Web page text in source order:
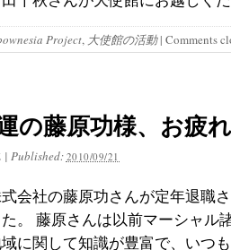
Project, 大使館の活動 | Comments
の藤原功様、お疲れ
| Published: 2010/09/21
会社の藤原功さんが定年退職
。 藤原さんは以前マーシャル
に関して知識が豊富で、いつ